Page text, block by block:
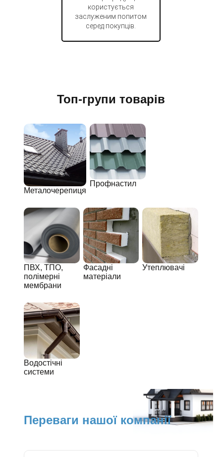
користується
заслуженим попитом
серед покупців.
Топ-групи товарів
Металочерепиця
Профнастил
ПВХ, ТПО,
полімерні
мембрани
Фасадні
матеріали
Утеплювачі
Водостічні
системи
Переваги нашої компанії